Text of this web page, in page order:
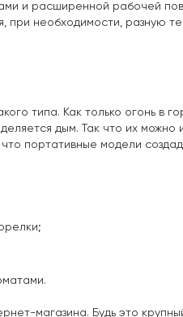
и расширенной рабочей
при необходимости, разную
типа. Как только огонь в
дым. Так что их
портативные модели
магазина. Будь это